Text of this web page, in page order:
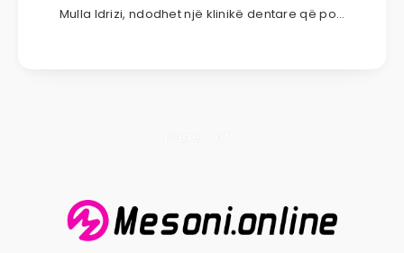
Mulla Idrizi, ndodhet një klinikë dentare që po…